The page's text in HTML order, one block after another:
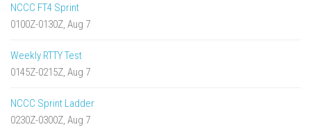
NCCC FT4 Sprint
0100Z-0130Z, Aug 7
Weekly RTTY Test
0145Z-0215Z, Aug 7
NCCC Sprint Ladder
0230Z-0300Z, Aug 7